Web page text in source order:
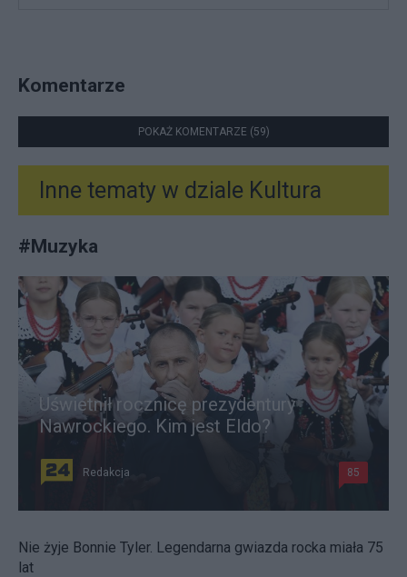
Komentarze
POKAŻ KOMENTARZE (59)
Inne tematy w dziale Kultura
#Muzyka
Uświetnił rocznicę prezydentury
Nawrockiego. Kim jest Eldo?
Redakcja 85
Nie żyje Bonnie Tyler. Legendarna gwiazda rocka miała 75
lat